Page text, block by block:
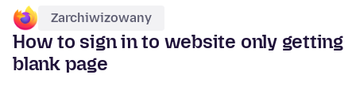
Zarchiwizowany
How to sign in to website only getting
blank page